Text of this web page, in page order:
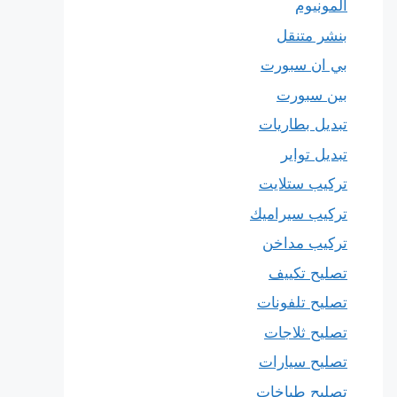
المونيوم
بنشر متنقل
بي ان سبورت
بين سبورت
تبديل بطاريات
تبديل تواير
تركيب ستلايت
تركيب سيراميك
تركيب مداخن
تصليح تكييف
تصليح تلفونات
تصليح ثلاجات
تصليح سيارات
تصليح طباخات